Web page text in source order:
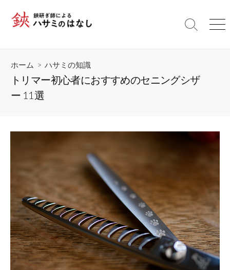
検
え
メ
ホーム > ハサミの知識
トリマー初心者におすすめのセニングシザ
ー 11選